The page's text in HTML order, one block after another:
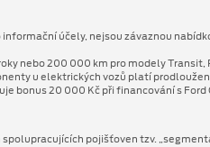
účely, nejsou závaznou
nebo 200 000 km pro modely
u elektrických vozů platí
bonus 20 000 Kč při financování s Ford
pojišťoven tzv.